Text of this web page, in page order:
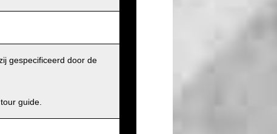
gespecificeerd door de
guide.